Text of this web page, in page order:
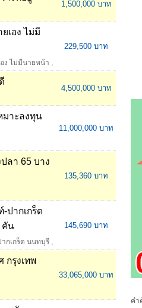
1,500,000 บาท
เอง ไม่มี
ง ไม่มีนายหน้า ,
229,500 บาท
4,500,000 บาท
มาะลงทุน
11,000,000 บาท
ลา 65 บาง
135,360 บาท
ปากเกร็ด
คัน
กเกร็ด นนทบุรี ,
145,690 บาท
กรุงเทพ
33,065,000 บาท
คำ